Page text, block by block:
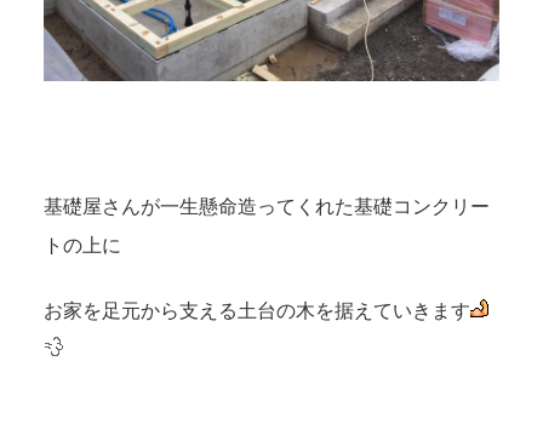
基礎屋さんが一生懸命造ってくれた基礎コンクリー
トの上に
お家を足元から支える土台の木を据えていきます